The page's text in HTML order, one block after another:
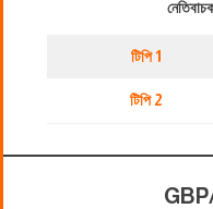
টিপি 1
টিপি 2